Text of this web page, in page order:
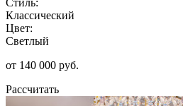
Классический
Цвет:
Светлый
от 140 000 руб.
Рассчитать